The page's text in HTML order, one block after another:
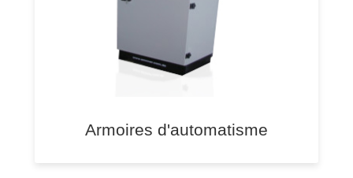
Armoires d'automatisme